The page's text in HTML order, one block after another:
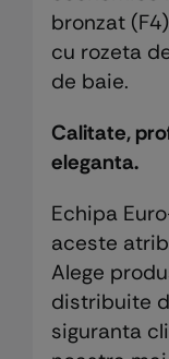
bronzat
cu rozeta
de baie.
Calitate,
eleganta.
Echipa
aceste
Alege
distribuite
siguranta